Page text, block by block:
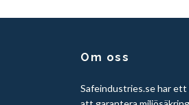
Om oss
Safeindustries.se har